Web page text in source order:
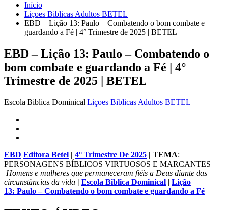
Início
Liçoes Biblicas Adultos BETEL
EBD – Lição 13: Paulo – Combatendo o bom combate e
guardando a Fé | 4° Trimestre de 2025 | BETEL
EBD – Lição 13: Paulo – Combatendo o
bom combate e guardando a Fé | 4°
Trimestre de 2025 | BETEL
Escola Biblica Dominical Liçoes Biblicas Adultos BETEL
EBD Editora Betel | 4° Trimestre De 2025 | TEMA:
PERSONAGENS BÍBLICOS VIRTUOSOS E MARCANTES –
Homens e mulheres que permaneceram fiéis a Deus diante das
circunstâncias da vida | Escola Biblica Dominical | Lição
13: Paulo – Combatendo o bom combate e guardando a Fé